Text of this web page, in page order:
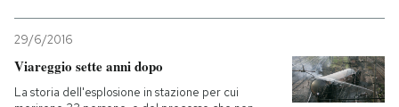
Entra
29/6/2016
Viareggio sette anni dopo
La storia dell'esplosione in stazione per cui